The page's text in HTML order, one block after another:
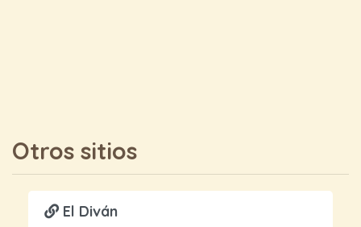
Otros sitios
El Diván